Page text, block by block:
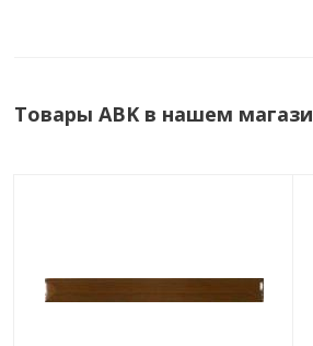
Товары ABK в нашем